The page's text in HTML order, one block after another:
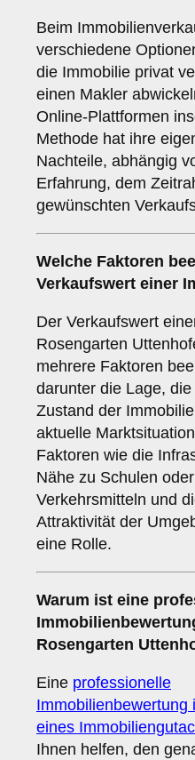
Beim
verschiedene
die Immobilie privat
einen Makler
Online-Plattformen
Methode hat ihre
Nachteile, abhängig
Erfahrung, dem
gewünschten
Welche Faktoren
Verkaufswert einer
Der Verkaufswert
Rosengarten
mehrere Faktoren
darunter die Lage,
Zustand der
aktuelle
Faktoren wie die
Nähe zu Schulen
Verkehrsmitteln und
Attraktivität der
eine Rolle.
Warum ist eine
Rosengarten
Eine professionelle
Immobilienbewertung
eines
Ihnen helfen, den